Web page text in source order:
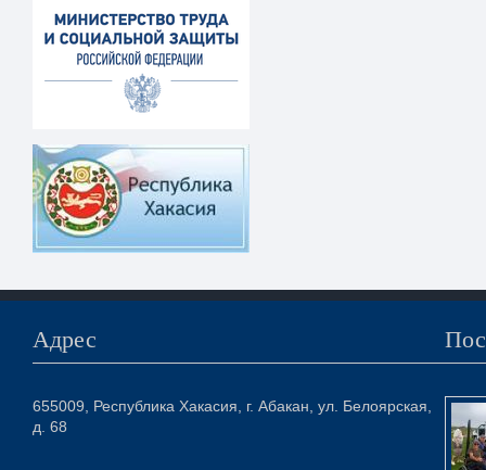
Адрес
655009, Республика Хакасия, г. Абакан, ул. Белоярская,
д. 68